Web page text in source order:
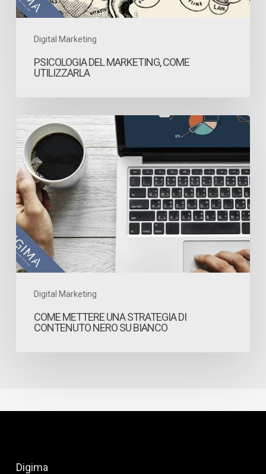
Digital Marketing
PSICOLOGIA DEL MARKETING, COME
UTILIZZARLA
Digital Marketing
Come
mettere
una
strategia
di
contenuto
nero
su
bianco
COME METTERE UNA STRATEGIA DI
CONTENUTO NERO SU BIANCO
Digima